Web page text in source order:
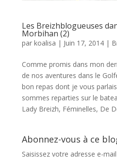
Les Breizhblogueuses
Morbihan (2)
par koalisa | Juin 17, 2014|
Comme promis dans mon
de nos aventures dans le
bon repas dont je vous
sommes reparties sur le
Lady Breizh, Féminelles, De
Abonnez-vous à ce
Saisissez votre adresse e-